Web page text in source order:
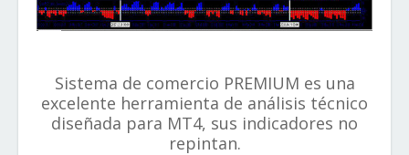
Sistema de comercio PREMIUM es una
excelente herramienta de análisis técnico
diseñada para MT4, sus indicadores no
repintan.